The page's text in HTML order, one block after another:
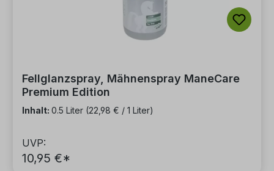
Fellglanzspray, Mähnenspray ManeCare
Premium Edition
Inhalt: 0.5 Liter (22,98 € / 1 Liter)
UVP:
10,95 €*